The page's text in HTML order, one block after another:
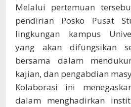
Melalui pertemuan
pendirian Posko Pusat
lingkungan kampus
yang akan difungsikan
bersama dalam
kajian, dan pengabdian
Kolaborasi ini
dalam menghadirkan